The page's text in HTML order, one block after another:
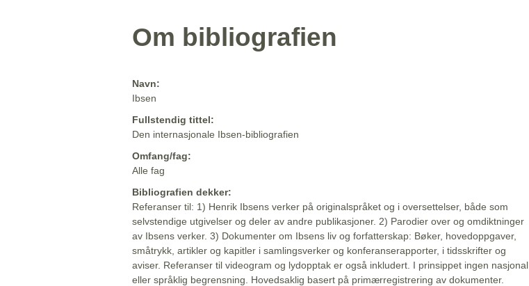
Om bibliografien
Navn:
Ibsen
Fullstendig tittel:
Den internasjonale Ibsen-bibliografien
Omfang/fag:
Alle fag
Bibliografien dekker:
Referanser til: 1) Henrik Ibsens verker på originalspråket og i oversettelser, både som
selvstendige utgivelser og deler av andre publikasjoner. 2) Parodier over og omdiktninger
av Ibsens verker. 3) Dokumenter om Ibsens liv og forfatterskap: Bøker, hovedoppgaver,
småtrykk, artikler og kapitler i samlingsverker og konferanserapporter, i tidsskrifter og
aviser. Referanser til videogram og lydopptak er også inkludert. I prinsippet ingen nasjonal
eller språklig begrensning. Hovedsaklig basert på primærregistrering av dokumenter.